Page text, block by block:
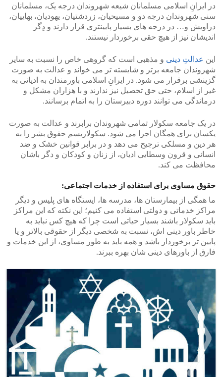
در ایرانِ اسلامی مسلمانان شیعه شهروندان درجه یک، مسلمانان
سنی شهروندان درجه دو و مسیحیان، زردشتیان، یهودیان، بهاییان،
دراویش و… در درجه های بسیار پایینتری قرار دارند و دِگر
اندیشان نیز از هیچ حقی برخوردار نیستند.
این عدالتِ دینی و مذهبی است که گروهی خاص را نسبت به سایر
شهروندان جامعه برتر و شایسته تر می خواند و عدالت به صورت
گزینشی برقرار می شود. در ایرانِ اسلامی باورمندان به ادیانی به
غیر از اسلام، حتی حق تحصیل نیز ندارند و با هزاران مشکل و
درماندگی می توانند دوره دبیرستان را به اتمام برسانند.
در یک جامعه سکولار تمامی شهروندان برابرند و عدالت به صورت
یکسان برای همگان اجرا می شود. سکولاریسم حقوق بشر را به
هر دین و مسلکی ترجیح می دهد و در برابر قوانین خشک و ضد
انسانی و قرون وسطایی ادیان، از زنان و کودکان و دگر باشان
محافظت می کند.
حقوق مساوی برای استفاده از خدمات اجتماعی:
ما همگی از بیمارستان ها، مدرسه ها، ایستگاه های پلیس و دیگر
مراکز خدماتی و دولتی استفاده می کنیم؛ این نکته که این مراکز
باید سکولار باشند بسیار حیاتی است چرا که هیچ کس نباید به
خاطر باور دینی اش، نسبت به شخصی دیگر از حقوقی بالاتر و یا
پایین تر برخوردار باشد و همه باید به طور مساوی، از این خدمات و
فارق از باورهای دینی شان بهره ببرند.